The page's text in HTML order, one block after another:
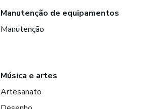
Manutenção de equipamentos
Manutenção
Música e artes
Artesanato